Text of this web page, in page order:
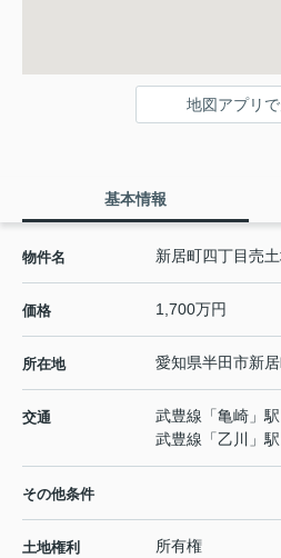
地図アプリ
基本情報
物件名 新居町四丁目売
価格 1,700万円
所在地 愛知県半田市新
交通 武豊線 「亀崎 」
武豊線 「乙川 」
その他条件
土地権利 所有権